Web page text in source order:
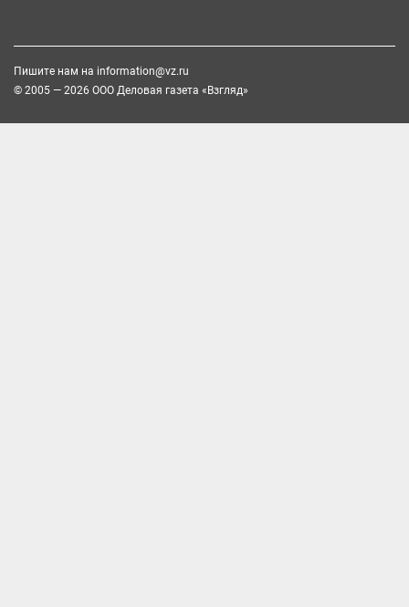
Пишите нам на information@vz.ru
© 2005 — 2026 ООО Деловая газета «Взгляд»